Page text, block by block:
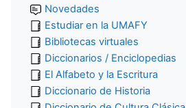
Novedades
Estudiar en la UMAFY
Bibliotecas virtuales
Diccionarios / Enciclopedias
El Alfabeto y la Escritura
Diccionario de Historia